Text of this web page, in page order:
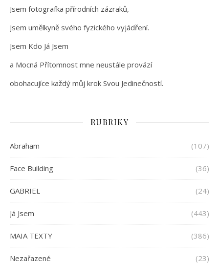
Jsem fotografka přírodních zázraků,
Jsem umělkyně svého fyzického vyjádření.
Jsem Kdo Já Jsem
a Mocná Přítomnost mne neustále provází
obohacujíce každý můj krok Svou Jedinečností.
RUBRIKY
Abraham (107)
Face Building (36)
GABRIEL (24)
Já Jsem (443)
MAIA TEXTY (386)
Nezařazené (23)